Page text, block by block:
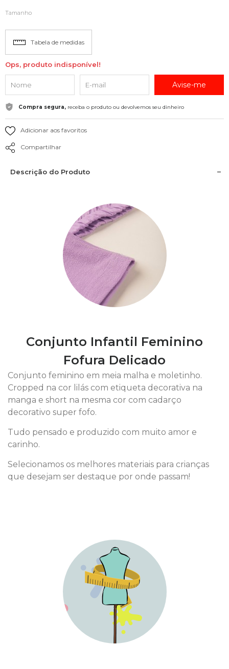
Tamanho
Tabela de medidas
Ops, produto indisponível!
Avise-me
Compra segura, receba o produto ou devolvemos seu dinheiro
Adicionar aos favoritos
Compartilhar
Descrição do Produto
Conjunto Infantil Feminino
Fofura Delicado
Conjunto feminino em meia malha e moletinho.
Cropped na cor lilás com etiqueta decorativa na
manga e short na mesma cor com cadarço
decorativo super fofo.
Tudo pensado e produzido com muito amor e
carinho.
Selecionamos os melhores materiais para crianças
que desejam ser destaque por onde passam!